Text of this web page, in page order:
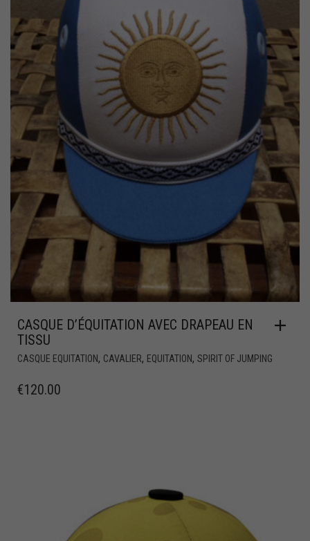
CASQUE D’ÉQUITATION AVEC DRAPEAU EN
TISSU
CASQUE EQUITATION, CAVALIER, EQUITATION, SPIRIT OF JUMPING
€120.00